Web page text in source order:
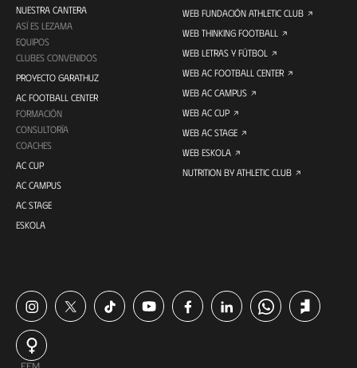
NUESTRA CANTERA
ASÍ ES LEZAMA
EQUIPOS
CLUBES CONVENIDOS
PROYECTO GARATHUZ
AC FOOTBALL CENTER
FORMACIÓN
CONSULTORÍA
COACHES
AC CUP
AC CAMPUS
AC STAGE
ESKOLA
WEB FUNDACIÓN ATHLETIC CLUB
WEB THINKING FOOTBALL
WEB LETRAS Y FÚTBOL
WEB AC FOOTBALL CENTER
WEB AC CAMPUS
WEB AC CUP
WEB AC STAGE
WEB ESKOLA
NUTRITION BY ATHLETIC CLUB